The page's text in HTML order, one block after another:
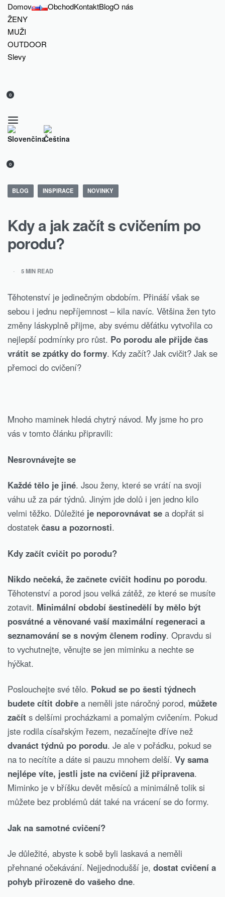
Domov ObchodKontaktBlogO nás
ŽENY
MUŽI
OUTDOOR
Slevy
0
0
Posted
BLOG INSPIRACE NOVINKY
Kdy a jak začít s cvičením po
porodu?
5 MIN READ
Těhotenství je jedinečným obdobím. Přináší však se
sebou i jednu nepříjemnost – kila navíc. Většina žen tyto
změny láskyplně přijme, aby svému děťátku vytvořila co
nejlepší podmínky pro růst. Po porodu ale přijde čas
vrátit se zpátky do formy. Kdy začít? Jak cvičit? Jak se
přemoci do cvičení?
Mnoho maminek hledá chytrý návod. My jsme ho pro
vás v tomto článku připravili:
Nesrovnávejte se
Každé tělo je jiné. Jsou ženy, které se vrátí na svoji
váhu už za pár týdnů. Jiným jde dolů i jen jedno kilo
velmi těžko. Důležité je neporovnávat se a dopřát si
dostatekčasu a pozornosti.
Kdy začít cvičit po porodu?
Nikdo nečeká, že začnete cvičit hodinu po porodu.
Těhotenství a porod jsou velká zátěž, ze které se musíte
zotavit. Minimální období šestinedělí by mělo být
posvátné a věnované vaší maximální regeneraci a
seznamování se s novým členem rodiny. Opravdu si
to vychutnejte, věnujte se jen miminku a nechte se
hýčkat.
Poslouchejte své tělo. Pokud se po šesti týdnech
budete cítit dobře a neměli jste náročný porod, můžete
začít s delšími procházkami a pomalým cvičením. Pokud
jste rodila císařským řezem, nezačínejte dříve než
dvanáct týdnů po porodu. Je ale v pořádku, pokud se
na to necítíte a dáte si pauzu mnohem delší. Vy sama
nejlépe víte, jestli jste na cvičení již připravena.
Miminko je v bříšku devět měsíců a minimálně tolik si
můžete bez problémů dát také na vrácení se do formy.
Jak na samotné cvičení?
Je důležité, abyste k sobě byli laskavá a neměli
přehnané očekávání. Nejjednodušší je, dostat cvičení a
pohyb přirozeně do vašeho dne.